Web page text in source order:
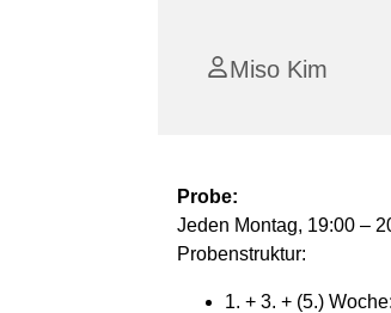
Miso Kim
Probe:
Jeden Montag, 19:00 –
Probenstruktur:
1. + 3. + (5.)